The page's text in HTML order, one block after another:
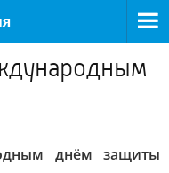
днём защиты